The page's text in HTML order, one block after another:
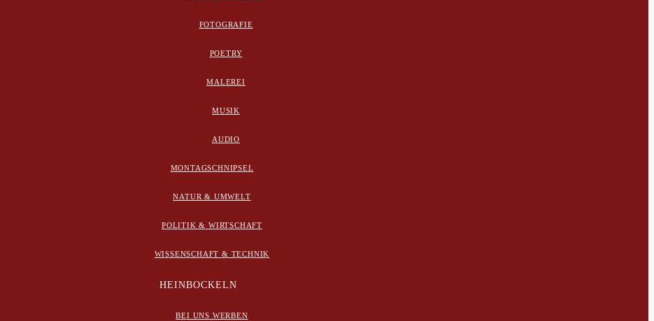
FOTOGRAFIE
POETRY
MALEREI
MUSIK
AUDIO
MONTAGSCHNIPSEL
NATUR & UMWELT
POLITIK & WIRTSCHAFT
WISSENSCHAFT & TECHNIK
HEINBOCKELN
BEI UNS WERBEN